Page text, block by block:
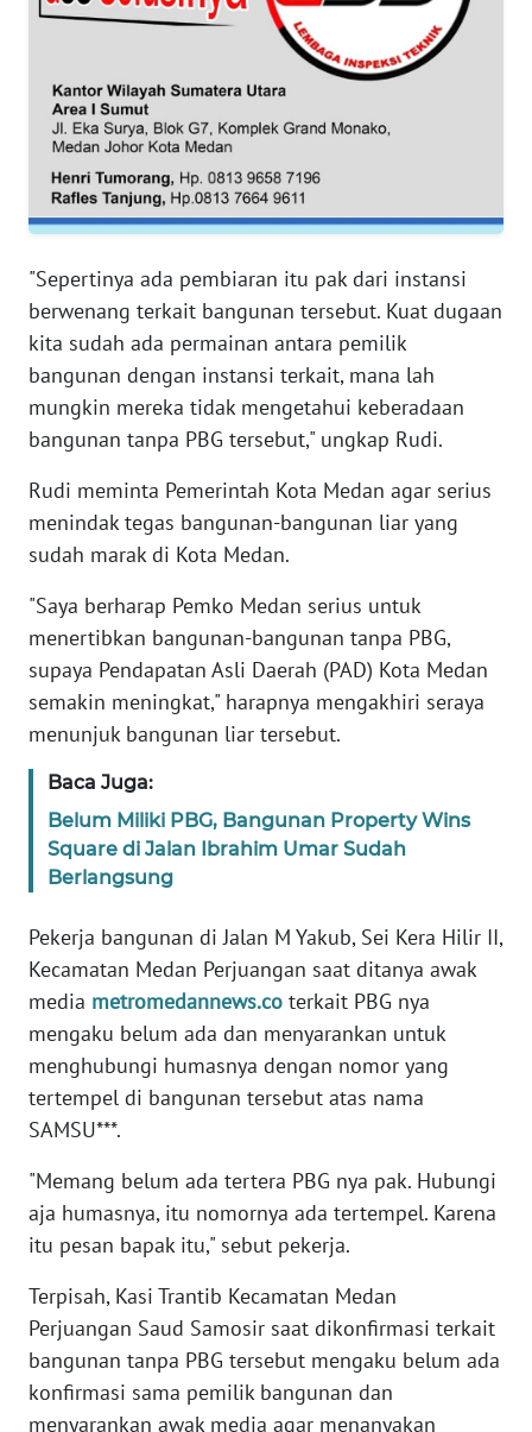
"Sepertinya ada pembiaran itu pak dari instansi
berwenang terkait bangunan tersebut. Kuat dugaan
kita sudah ada permainan antara pemilik
bangunan dengan instansi terkait, mana lah
mungkin mereka tidak mengetahui keberadaan
bangunan tanpa PBG tersebut," ungkap Rudi.
Rudi meminta Pemerintah Kota Medan agar serius
menindak tegas bangunan-bangunan liar yang
sudah marak di Kota Medan.
"Saya berharap Pemko Medan serius untuk
menertibkan bangunan-bangunan tanpa PBG,
supaya Pendapatan Asli Daerah (PAD) Kota Medan
semakin meningkat," harapnya mengakhiri seraya
menunjuk bangunan liar tersebut.
Baca Juga:
Belum Miliki PBG, Bangunan Property Wins
Square di Jalan Ibrahim Umar Sudah
Berlangsung
Pekerja bangunan di Jalan M Yakub, Sei Kera Hilir II,
Kecamatan Medan Perjuangan saat ditanya awak
media metromedannews.co terkait PBG nya
mengaku belum ada dan menyarankan untuk
menghubungi humasnya dengan nomor yang
tertempel di bangunan tersebut atas nama
SAMSU***.
"Memang belum ada tertera PBG nya pak. Hubungi
aja humasnya, itu nomornya ada tertempel. Karena
itu pesan bapak itu," sebut pekerja.
Terpisah, Kasi Trantib Kecamatan Medan
Perjuangan Saud Samosir saat dikonfirmasi terkait
bangunan tanpa PBG tersebut mengaku belum ada
konfirmasi sama pemilik bangunan dan
menyarankan awak media agar menanyakan
WN
WN
NTB
WN
SULTENG
WN
BABEL
WN
SUMSEL
WN
BENGKULU
WN
LAMPUNG
JATENG
WN
WN
JOGJA
WN
JATIM
BALI
WN
WN
KALTENG
WN